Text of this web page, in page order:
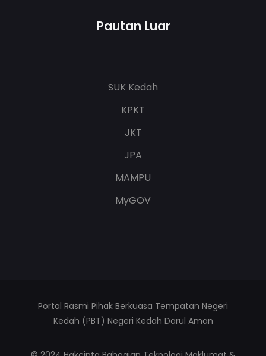
Pautan Luar
SUK Kedah
KPKT
JKT
JPA
MAMPU
MyGOV
Portal Rasmi Pihak Berkuasa Tempatan Negeri
Kedah (PBT) Negeri Kedah Darul Aman